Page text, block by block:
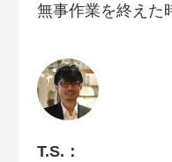
無事作業を終えた
T.S.：